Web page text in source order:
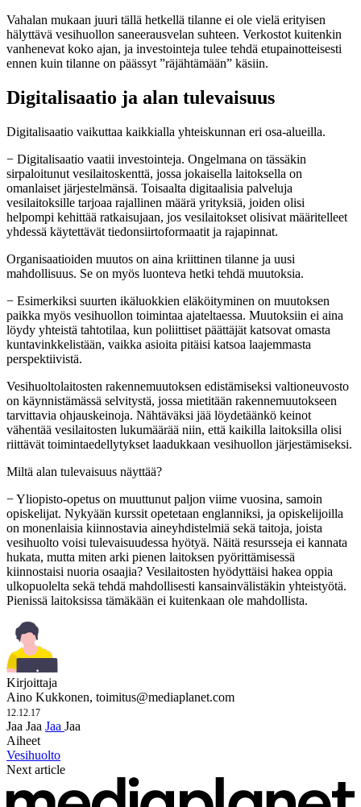
Vahalan mukaan juuri tällä hetkellä tilanne ei ole vielä erityisen
hälyttävä vesihuollon saneerausvelan suhteen. Verkostot kuitenkin
vanhenevat koko ajan, ja investointeja tulee tehdä etupainotteisesti
ennen kuin tilanne on päässyt ”räjähtämään” käsiin.
Digitalisaatio ja alan tulevaisuus
Digitalisaatio vaikuttaa kaikkialla yhteiskunnan eri osa-alueilla.
− Digitalisaatio vaatii investointeja. Ongelmana on tässäkin
sirpaloitunut vesilaitoskenttä, jossa jokaisella laitoksella on
omanlaiset järjestelmänsä. Toisaalta digitaalisia palveluja
vesilaitoksille tarjoaa rajallinen määrä yrityksiä, joiden olisi
helpompi kehittää ratkaisujaan, jos vesilaitokset olisivat määritelleet
yhdessä käytettävät tiedonsiirtoformaatit ja rajapinnat.
Organisaatioiden muutos on aina kriittinen tilanne ja uusi
mahdollisuus. Se on myös luonteva hetki tehdä muutoksia.
− Esimerkiksi suurten ikäluokkien eläköityminen on muutoksen
paikka myös vesihuollon toimintaa ajateltaessa. Muutoksiin ei aina
löydy yhteistä tahtotilaa, kun poliittiset päättäjät katsovat omasta
kuntavinkkelistään, vaikka asioita pitäisi katsoa laajemmasta
perspektiivistä.
Vesihuoltolaitosten rakennemuutoksen edistämiseksi valtioneuvosto
on käynnistämässä selvitystä, jossa mietitään rakennemuutokseen
tarvittavia ohjauskeinoja. Nähtäväksi jää löydetäänkö keinot
vähentää vesilaitosten lukumäärää niin, että kaikilla laitoksilla olisi
riittävät toimintaedellytykset laadukkaan vesihuollon järjestämiseksi.
Miltä alan tulevaisuus näyttää?
− Yliopisto-opetus on muuttunut paljon viime vuosina, samoin
opiskelijat. Nykyään kurssit opetetaan englanniksi, ja opiskelijoilla
on monenlaisia kiinnostavia aineyhdistelmiä sekä taitoja, joista
vesihuolto voisi tulevaisuudessa hyötyä. Näitä resursseja ei kannata
hukata, mutta miten arki pienen laitoksen pyörittämisessä
kiinnostaisi nuoria osaajia? Vesilaitosten hyödyttäisi hakea oppia
ulkopuolelta sekä tehdä mahdollisesti kansainvälistäkin yhteistyötä.
Pienissä laitoksissa tämäkään ei kuitenkaan ole mahdollista.
Kirjoittaja
Aino Kukkonen, toimitus@mediaplanet.com
12.12.17
Jaa Jaa Jaa Jaa
Aiheet
Vesihuolto
Next article